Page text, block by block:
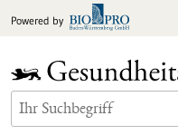
Inhalt
Powered by